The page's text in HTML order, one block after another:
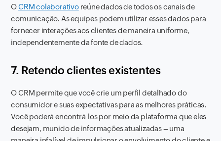
OCRM colaborativoreúne dados de todos os canais de
comunicação. As equipes podem utilizar esses dados para
fornecer interações aos clientes de maneira uniforme,
independentemente da fonte de dados.
7. Retendo clientes existentes
O CRM permite que você crie um perfil detalhado do
consumidor e suas expectativas para as melhores práticas.
Você poderá encontrá-los por meio da plataforma que eles
desejam, munido de informações atualizadas – uma